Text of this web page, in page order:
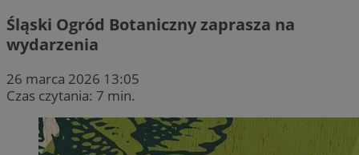
Śląski Ogród Botaniczny zaprasza na
wydarzenia
26 marca 2026 13:05
Czas czytania: 7 min.